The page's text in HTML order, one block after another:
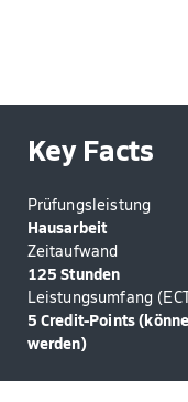
Key Facts
Prüfungsleistung
Hausarbeit
Zeitaufwand
125 Stunden
Leistungsumfang
5 Credit-Points
werden)